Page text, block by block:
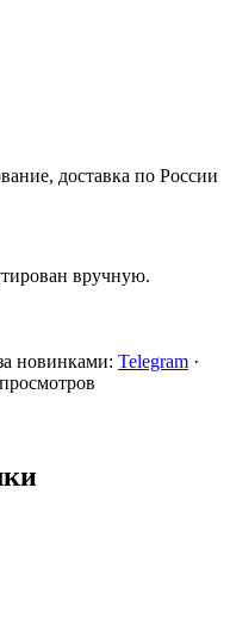
доставка по России
вручную.
новинками: Telegram ·